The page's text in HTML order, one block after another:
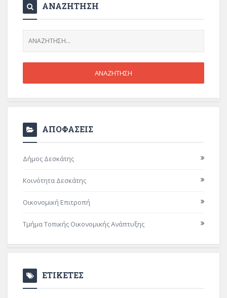
ΑΝΑΖΗΤΗΣΗ
ΑΠΟΦΑΣΕΙΣ
Δήμος Δεσκάτης
Κοινότητα Δεσκάτης
Οικονομική Επιτροπή
Τμήμα Τοπικής Οικονομικής Ανάπτυξης
ΕΤΙΚΕΤΕΣ